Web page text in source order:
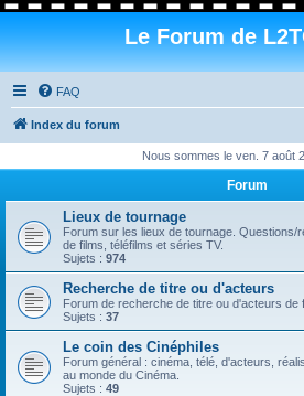
Le Forum de
FAQ
Index du forum
Nous sommes le ven. 7 août
Forum
Lieux de tournage
Forum sur les lieux de tournage.
de films, téléfilms et séries TV.
Sujets : 974
Recherche de titre ou d'acteurs
Forum de recherche de titre ou d'acteurs de
Sujets : 37
Le coin des Cinéphiles
Forum général : cinéma, télé, d'acteurs,
au monde du Cinéma.
Sujets : 49